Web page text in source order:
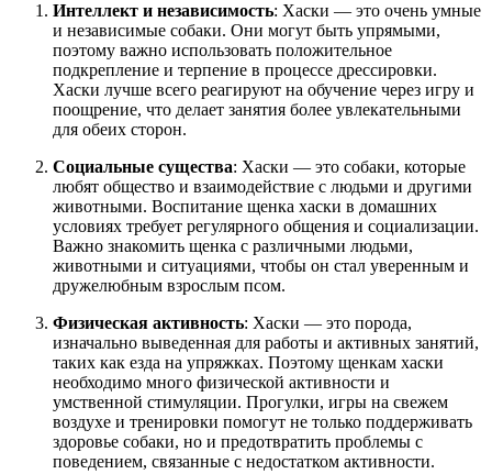
Интеллект и независимость: Хаски — это очень умные
и независимые собаки. Они могут быть упрямыми,
поэтому важно использовать положительное
подкрепление и терпение в процессе дрессировки.
Хаски лучше всего реагируют на обучение через игру и
поощрение, что делает занятия более увлекательными
для обеих сторон.
Социальные существа: Хаски — это собаки, которые
любят общество и взаимодействие с людьми и другими
животными. Воспитание щенка хаски в домашних
условиях требует регулярного общения и социализации.
Важно знакомить щенка с различными людьми,
животными и ситуациями, чтобы он стал уверенным и
дружелюбным взрослым псом.
Физическая активность: Хаски — это порода,
изначально выведенная для работы и активных занятий,
таких как езда на упряжках. Поэтому щенкам хаски
необходимо много физической активности и
умственной стимуляции. Прогулки, игры на свежем
воздухе и тренировки помогут не только поддерживать
здоровье собаки, но и предотвратить проблемы с
поведением, связанные с недостатком активности.